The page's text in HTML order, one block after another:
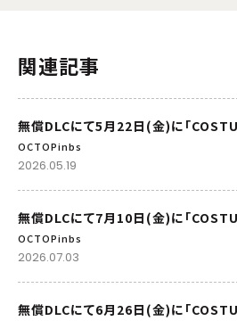
関連記事
無償DLCにて5月22日(金)に「
OCTOPinbs
2026.05.19
無償DLCにて7月10日(金)に「
OCTOPinbs
2026.07.03
無償DLCにて6月26日(金)に「